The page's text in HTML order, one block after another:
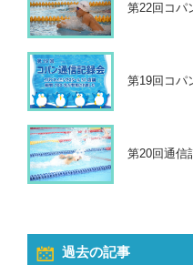
第22回コパ
第19回コパ
第20回通信
過去の記事